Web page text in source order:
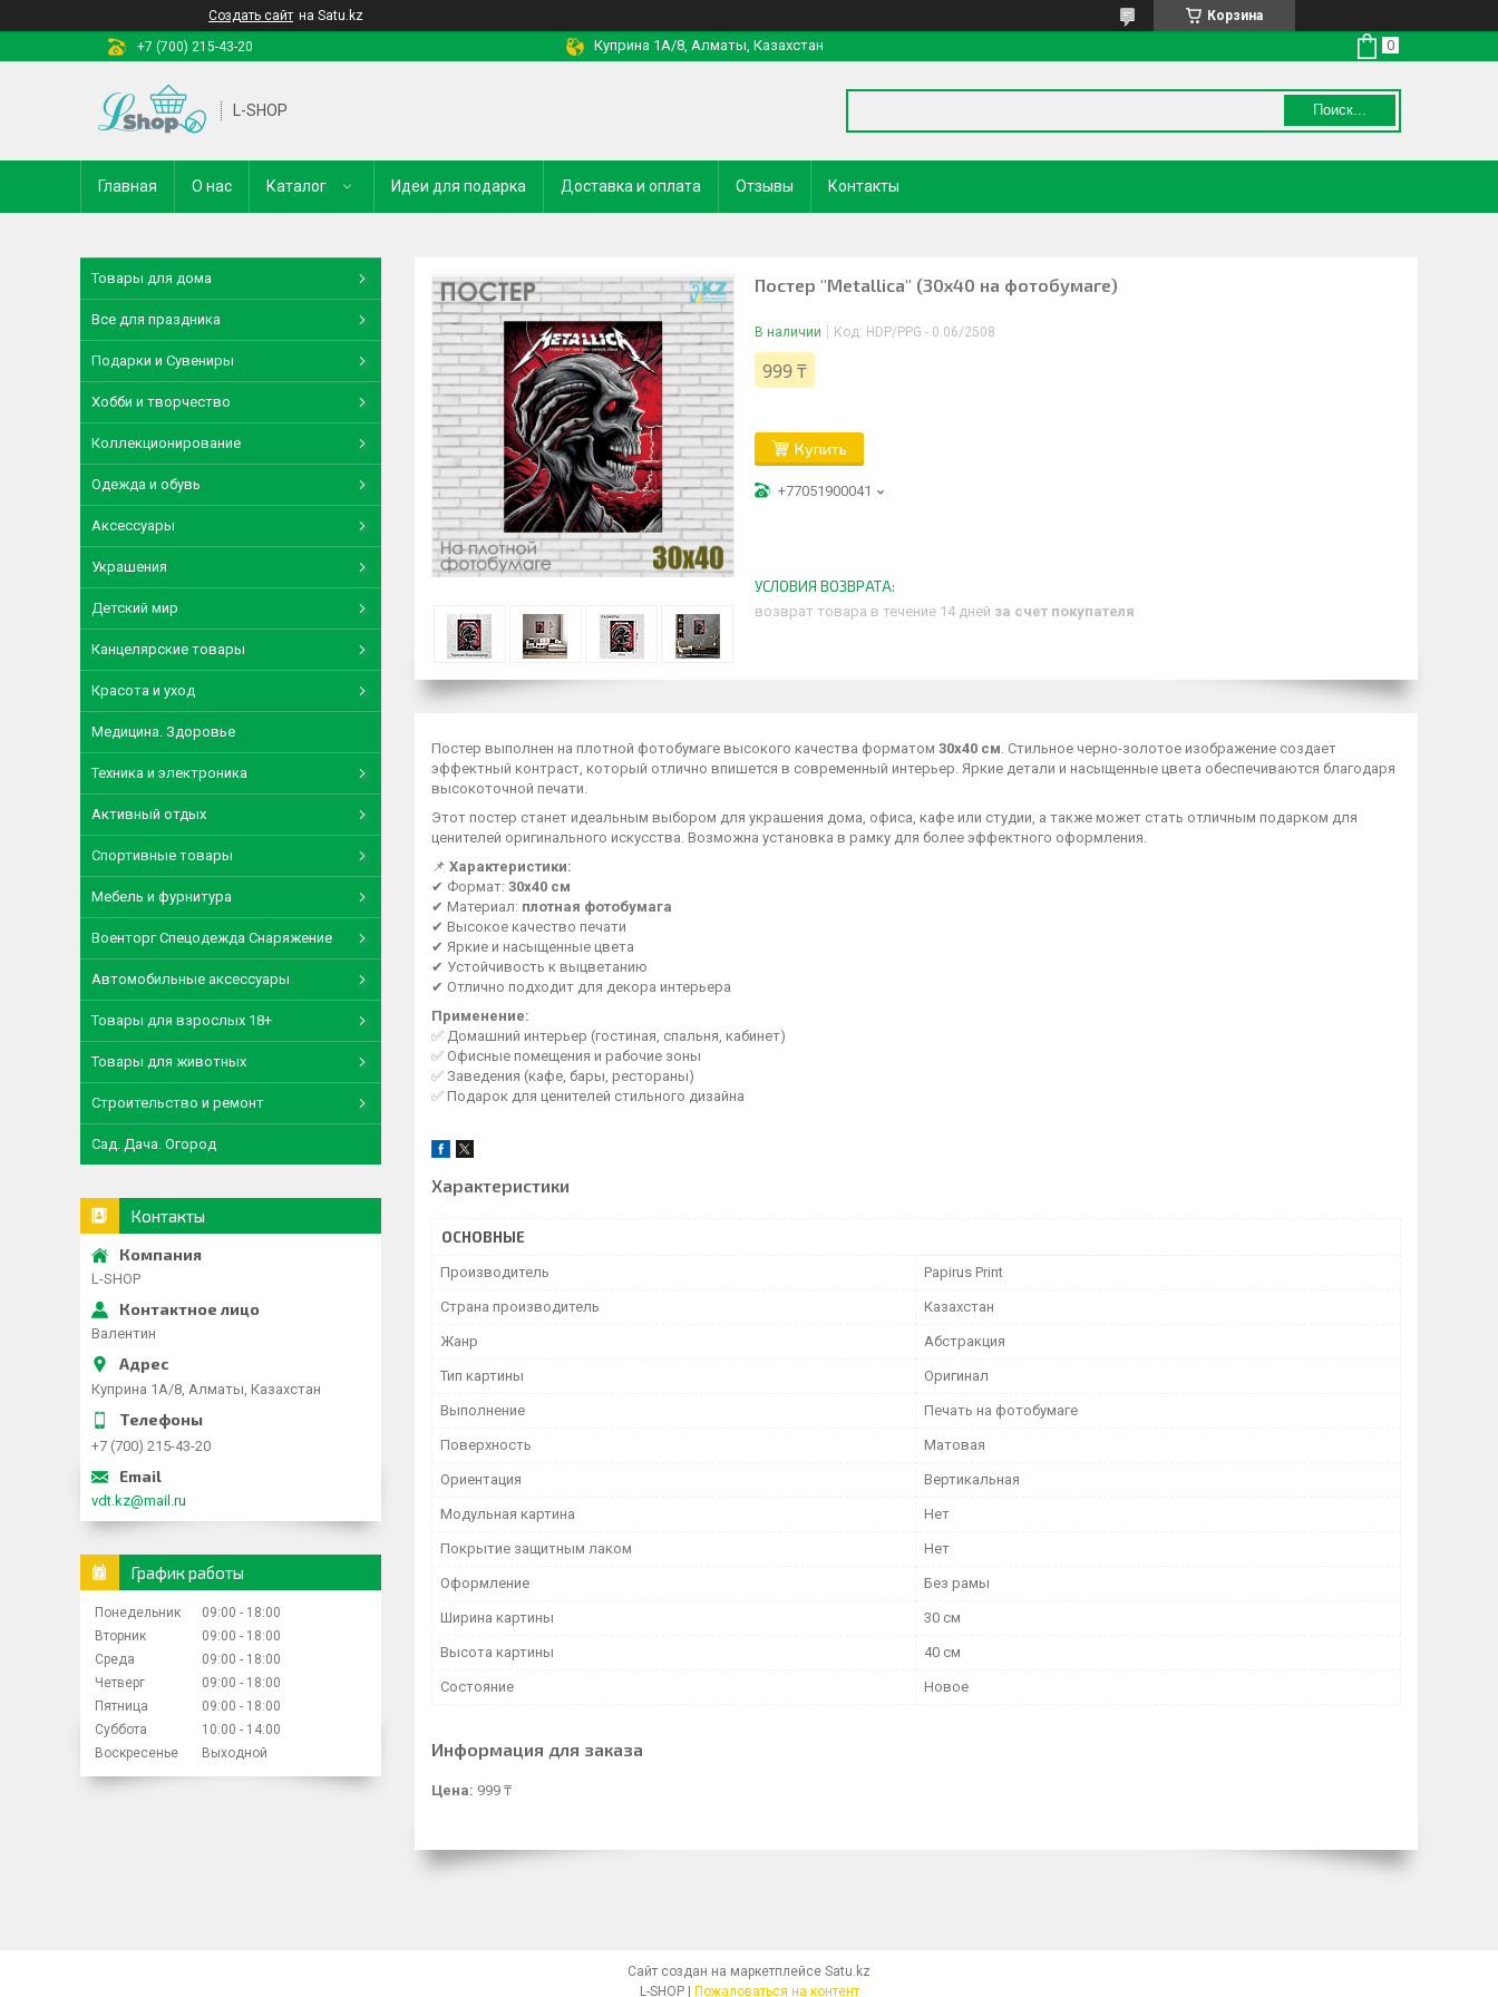
Создать сайт на Satu.kz
Корзина
+7 (700) 215-43-20
Куприна 1A/8, Алматы, Казахстан
L-SHOP Поиск...
Главная О нас Каталог Идеи для подарка Доставка и оплата Отзывы Контакты
Постер "Metallica" (30х40 на фотобумаге)
В наличии Код: HDP/PPG - 0.06/2508
999 ₸
Купить
+77051900041
возврат товара в течение 14 дней за счет покупателя
Постер выполнен на плотной фотобумаге высокого качества форматом 30х40 см. Стильное черно-золотое изображение создает
эффектный контраст, который отлично впишется в современный интерьер. Яркие детали и насыщенные цвета обеспечиваются благодаря
высокоточной печати.
Этот постер станет идеальным выбором для украшения дома, офиса, кафе или студии, а также может стать отличным подарком для
ценителей оригинального искусства. Возможна установка в рамку для более эффектного оформления.
📌 Характеристики:
✔ Формат: 30х40 см
✔ Материал: плотная фотобумага
✔ Высокое качество печати
✔ Яркие и насыщенные цвета
✔ Устойчивость к выцветанию
✔ Отлично подходит для декора интерьера
Применение:
✅ Домашний интерьер (гостиная, спальня, кабинет)
✅ Офисные помещения и рабочие зоны
✅ Заведения (кафе, бары, рестораны)
✅ Подарок для ценителей стильного дизайна
Характеристики
ОСНОВНЫЕ
Производитель Papirus Print
Страна производитель Казахстан
Жанр Абстракция
Тип картины Оригинал
Выполнение Печать на фотобумаге
Поверхность Матовая
Ориентация Вертикальная
Модульная картина Нет
Покрытие защитным лаком Нет
Оформление Без рамы
Ширина картины 30 см
Высота картины 40 см
Состояние Новое
Информация для заказа
Цена: 999 ₸
Товары для дома
Все для праздника
Подарки и Сувениры
Хобби и творчество
Коллекционирование
Одежда и обувь
Аксессуары
Украшения
Детский мир
Канцелярские товары
Красота и уход
Медицина. Здоровье
Техника и электроника
Активный отдых
Спортивные товары
Мебель и фурнитура
Военторг Спецодежда Снаряжение
Автомобильные аксессуары
Товары для взрослых 18+
Товары для животных
Строительство и ремонт
Сад. Дача. Огород
Контакты
L-SHOP
Валентин
Куприна 1A/8, Алматы, Казахстан
+7 (700) 215-43-20
vdt.kz@mail.ru
График работы
Понедельник 09:00
18:00
Вторник
09:00
18:00
Среда
09:00
18:00
Четверг
09:00
18:00
Пятница
09:00
18:00
Суббота
10:00
14:00
Воскресенье
Выходной
Сайт создан на маркетплейсе Satu.kz
Пожаловаться на контент